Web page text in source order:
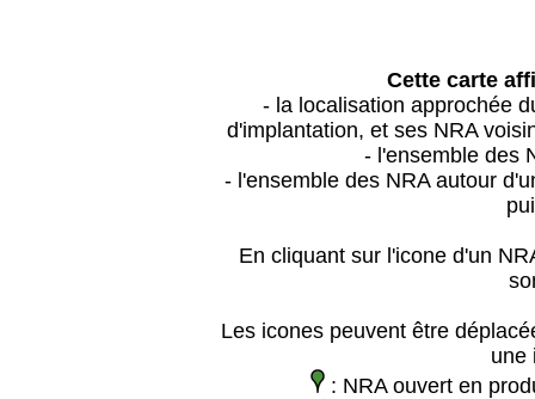
Cette carte
- la localisation approchée
d'implantation, et ses NRA
- l'ensemble des
- l'ensemble des NRA autour
En cliquant sur l'icone d'un
Les icones peuvent être
une
: NRA ouvert en